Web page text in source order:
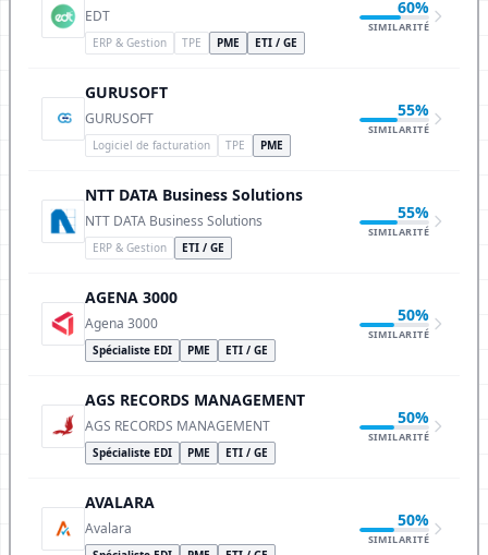
EDT
ERP & Gestion TPE PME ETI / GE
60%
SIMILARITÉ
GURUSOFT
GURUSOFT
Logiciel de facturation TPE PME
55%
SIMILARITÉ
NTT DATA Business Solutions
NTT DATA Business Solutions
ERP & Gestion ETI / GE
55%
SIMILARITÉ
AGENA 3000
Agena 3000
Spécialiste EDI PME ETI / GE
50%
SIMILARITÉ
AGS RECORDS MANAGEMENT
AGS RECORDS MANAGEMENT
Spécialiste EDI PME ETI / GE
50%
SIMILARITÉ
AVALARA
Avalara 50%
SIMILARITÉ